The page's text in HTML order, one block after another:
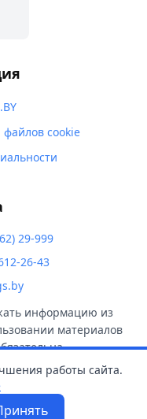
файлов cookie
29-999
26-43
информацию из
материалов
работы сайта.